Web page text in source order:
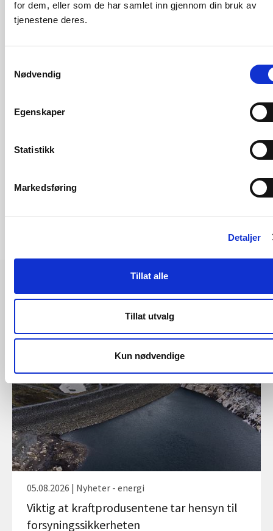
for dem, eller som de har samlet inn gjennom din bruk av
tjenestene deres.
Nødvendig
Egenskaper
Statistikk
Markedsføring
Detaljer
Tillat alle
Tillat utvalg
Kun nødvendige
Ann Myhrer Østenby, seksjonssjef
Vannmagasinstatistikk
05.08.2026 | Nyheter - energi
Viktig at kraftprodusentene tar hensyn til
forsyningssikkerheten